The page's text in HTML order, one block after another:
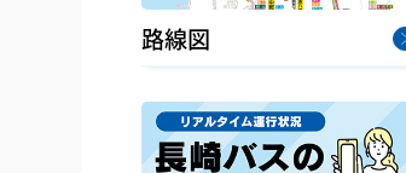
路線図